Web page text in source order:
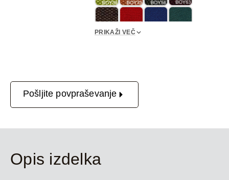
PRIKAŽI VEČ
Pošljite povpraševanje
Opis izdelka